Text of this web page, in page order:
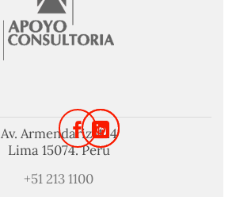
Av. Armendariz 424
Lima 15074. Perú
+51 213 1100